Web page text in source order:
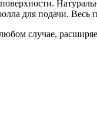
для подачи. Весь
случае,